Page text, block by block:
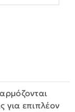
για επιπλέον